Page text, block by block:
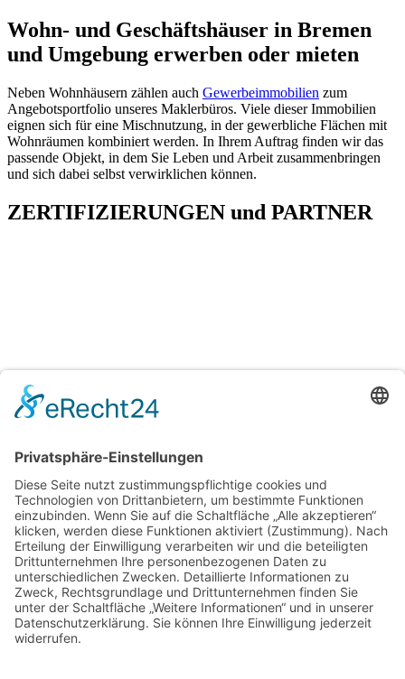
Wohn- und Geschäftshäuser in Bremen
und Umgebung erwerben oder mieten
Neben Wohnhäusern zählen auch Gewerbeimmobilien zum
Angebotsportfolio unseres Maklerbüros. Viele dieser Immobilien
eignen sich für eine Mischnutzung, in der gewerbliche Flächen mit
Wohnräumen kombiniert werden. In Ihrem Auftrag finden wir das
passende Objekt, in dem Sie Leben und Arbeit zusammenbringen
und sich dabei selbst verwirklichen können.
ZERTIFIZIERUNGEN und PARTNER
Hechler & Twachtmann Immobilien GmbH
Geschäftsführer: Tobias Gazzo
Blockener Str. 4
28816 Stuhr
Schwachhauser Heerstr. 18
28209 Bremen
Kontakt
Impressum
AGB
Kundenbewertungen und Erfahrungen zu
Hechler & Twachtmann Immobilien GmbH